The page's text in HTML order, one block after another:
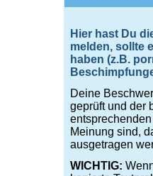
Hier hast Du
melden, sollte
haben (z.B.
Deine
geprüft und der
Meinung sind,
ausgetragen
WICHTIG: